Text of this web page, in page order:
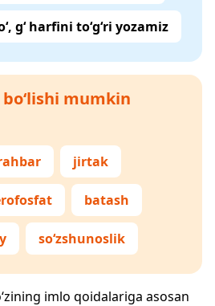
g‘ harfini to‘g‘ri yozamiz
mumkin
jirtak
batash
so‘zshunoslik
imlo qoidalariga asosan